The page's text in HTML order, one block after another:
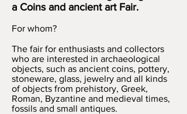
a Coins and ancient art Fair.
For whom?
The fair for enthusiasts and collectors
who are interested in archaeological
objects, such as ancient coins, pottery,
stoneware, glass, jewelry and all kinds
of objects from prehistory, Greek,
Roman, Byzantine and medieval times,
fossils and small antiques.